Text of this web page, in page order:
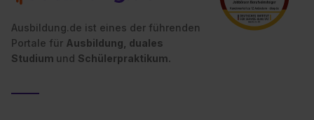
II). Du kannst die von dir erteilte Einwilligung jederzeit mit
Wirkung für die Zukunft ganz oder teilweise über unsere
Datenschutzerklärung unter dem Punkt „Datenschutz-
Einstellungen“ widerrufen. Weitere Informationen zu den
Ausbildung.de ist eines der führenden
Portale für Ausbildung, duales
Studium und Schülerpraktikum.